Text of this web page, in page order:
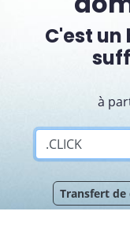
C'est
à
Transfert de